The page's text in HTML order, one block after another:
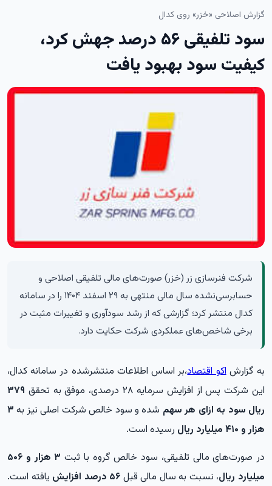
گزارش اصلاحی «خزر» روی کدال
سود تلفیقی ۵۶ درصد جهش کرد،
کیفیت سود بهبود یافت
شرکت فنرسازی زر (خزر) صورت‌های مالی تلفیقی اصلاحی و
حسابرسی‌نشده سال مالی منتهی به ۲۹ اسفند ۱۴۰۴ را در سامانه
کدال منتشر کرد؛ گزارشی که از رشد سودآوری و تغییرات مثبت در
برخی شاخص‌های عملکردی شرکت حکایت دارد.
به گزارشاکو اقتصاد،بر اساس اطلاعات منتشرشده در سامانه کدال،
این شرکت پس از افزایش سرمایه ۲۸ درصدی، موفق به تحقق
۳۷۹
ریال سود به ازای هر سهم شده و سود خالص شرکت اصلی نیز به ۳
هزار و ۴۱۰ میلیارد ریال
رسیده است.
در صورت‌های مالی تلفیقی، سود خالص گروه با ثبت
۳ هزار و ۵۰۶
میلیارد ریال، نسبت به سال مالی قبل ۵۶ درصد افزایش
یافته است.